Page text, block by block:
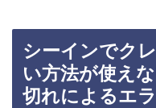
シーインでク
い方法が使え
切れによるエラ